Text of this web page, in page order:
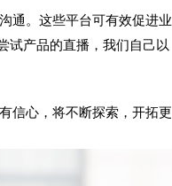
通。这些平台可有效促进业
试产品的直播，我们自己以
信心，将不断探索，开拓更